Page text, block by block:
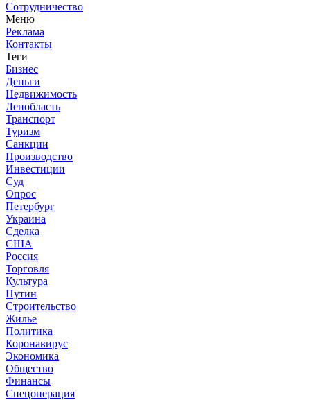
Сотрудничество
Меню
Реклама
Контакты
Теги
Бизнес
Деньги
Недвижимость
Ленобласть
Транспорт
Туризм
Санкции
Производство
Инвестиции
Суд
Опрос
Петербург
Украина
Сделка
США
Россия
Торговля
Культура
Путин
Строительство
Жилье
Политика
Коронавирус
Экономика
Общество
Финансы
Спецоперация